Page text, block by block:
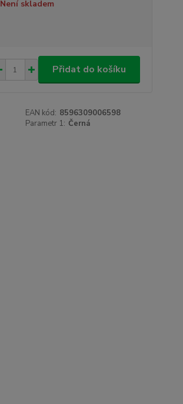
Není skladem
Přidat do košíku
EAN kód: 8596309006598
Parametr 1: Černá